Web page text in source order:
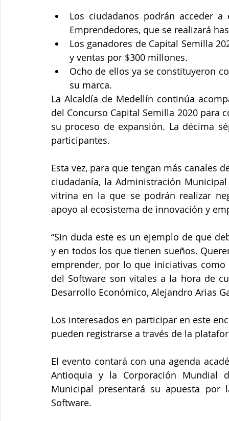
Los ciudadanos podrán acceder
Emprendedores, que se realizará
Los ganadores de Capital Semilla
y ventas por $300 millones.
Ocho de ellos ya se constituyeron
su marca.
La Alcaldía de Medellín continúa
del Concurso Capital Semilla 2020 para
su proceso de expansión. La décima
participantes.
Esta vez, para que tengan más canales
ciudadanía, la Administración
vitrina en la que se podrán realizar
apoyo al ecosistema de innovación y
“Sin duda este es un ejemplo de que
y en todos los que tienen sueños.
emprender, por lo que iniciativas
del Software son vitales a la hora de
Desarrollo Económico, Alejandro Arias
Los interesados en participar en este
pueden registrarse a través de la
El evento contará con una agenda
Antioquia y la Corporación Mundial
Municipal presentará su apuesta
Software.